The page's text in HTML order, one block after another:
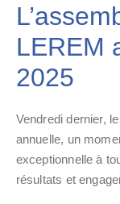
LEREM
2025
Vendredi dernier, le
annuelle, un
exceptionnelle à
résultats et